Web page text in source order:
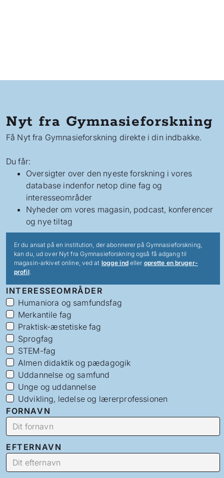
Nyt fra Gymnasieforskning
Få Nyt fra Gymnasieforskning direkte i din indbakke.
Du får:
Oversigter over den nyeste forskning i vores
database indenfor netop dine fag og
interesseområder
Nyheder om vores magasin, podcast, konferencer
og nye tiltag
Er du ansat på en institution, der abonnerer på Gymnasieforskning,
kan du, ud over Nyt fra Gymnasieforskning også få adgang til
magasin-arkivet online, ved at logge indeller oprette en bruger-
profil.
INTERESSEOMRÅDER
Humaniora og samfundsfag
Merkantile fag
Praktisk-æstetiske fag
Sprogfag
STEM-fag
Almen didaktik og pædagogik
Uddannelse og samfund
Unge og uddannelse
Udvikling, ledelse og lærerprofessionen
FORNAVN
EFTERNAVN